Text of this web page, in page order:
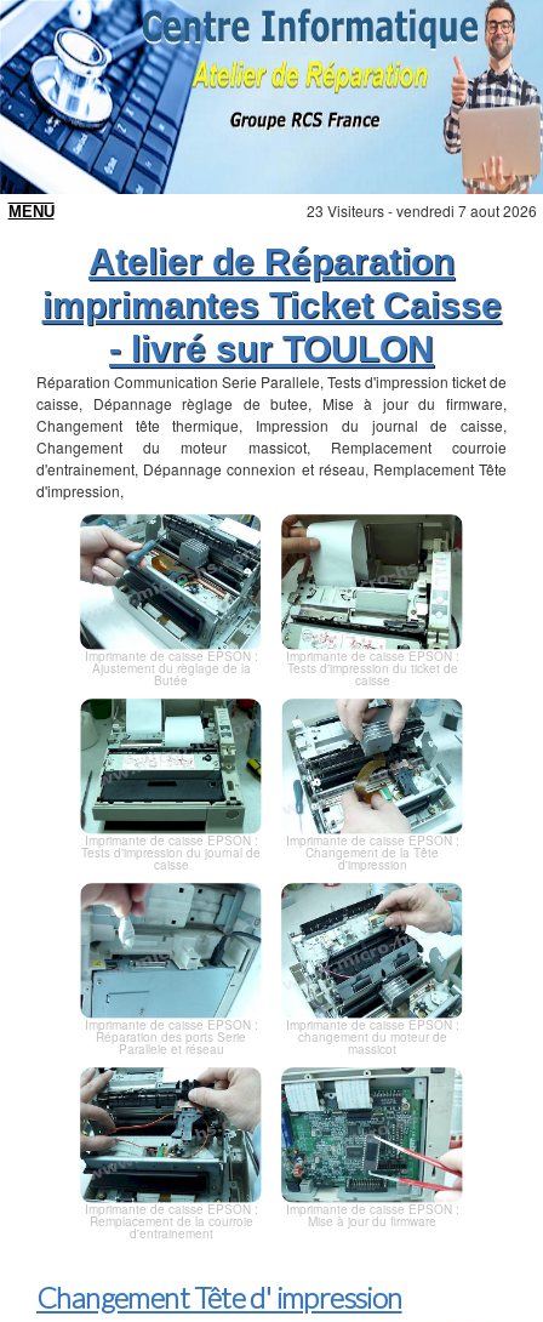
23 Visiteurs - vendredi 7 aout 2026
Atelier de Réparation
imprimantes Ticket Caisse
- livré sur TOULON
Réparation Communication Serie Parallele, Tests d'impression ticket de
caisse, Dépannage règlage de butee, Mise à jour du firmware,
Changement tête thermique, Impression du journal de caisse,
Changement du moteur massicot, Remplacement courroie
d'entrainement, Dépannage connexion et réseau, Remplacement Tête
d'impression,
Imprimante de caisse EPSON :
Ajustement du règlage de la
Butée
Imprimante de caisse EPSON :
Tests d'impression du ticket de
caisse
Imprimante de caisse EPSON :
Tests d'impression du journal de
caisse
Imprimante de caisse EPSON :
Changement de la Tête
d'impression
Imprimante de caisse EPSON :
Réparation des ports Serie
Parallele et réseau
Imprimante de caisse EPSON :
changement du moteur de
massicot
Imprimante de caisse EPSON :
Remplacement de la courroie
d'entrainement
Imprimante de caisse EPSON :
Mise à jour du firmware
Changement Tête d' impression